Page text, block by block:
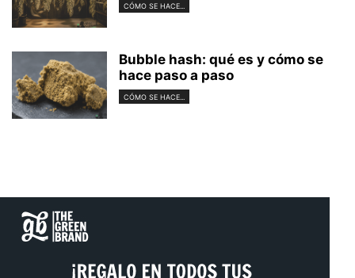
CÓMO SE HACE...
Bubble hash: qué es y cómo se
hace paso a paso
CÓMO SE HACE...